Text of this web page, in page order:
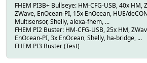
FHEM PI3B+ Bullseye: HM-CFG-USB, 40x HM,
ZWave, EnOcean-PI, 15x EnOcean, HUE/
Multisensor, Shelly, alexa-fhem, ...
FHEM PI2 Buster: HM-CFG-USB, 25x HM,
EnOcean-PI, 3x EnOcean, Shelly, ha-bridge, ...
FHEM PI3 Buster (Test)